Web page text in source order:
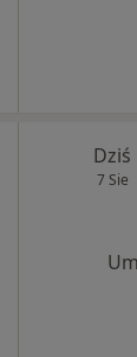
Dziś
7 Sie